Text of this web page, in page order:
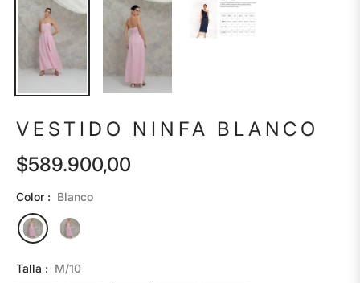
VESTIDO NINFA BLANCO
Precio
habitual
$589.900,00
Color : Blanco
Talla : M/10